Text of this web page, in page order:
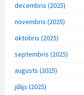
decembris (2025)
novembris (2025)
oktobris (2025)
septembris (2025)
augusts (2025)
jūlijs (2025)